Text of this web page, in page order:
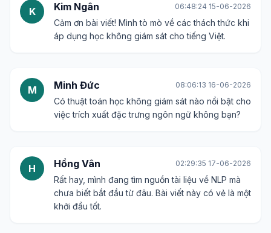
K Kim Ngân 06:48:24 15-06-2026
Cảm ơn bài viết! Mình tò mò về các thách thức khi
áp dụng học không giám sát cho tiếng Việt.
M Minh Đức 08:06:13 16-06-2026
Có thuật toán học không giám sát nào nổi bật cho
việc trích xuất đặc trưng ngôn ngữ không bạn?
H Hồng Vân 02:29:35 17-06-2026
Rất hay, mình đang tìm nguồn tài liệu về NLP mà
chưa biết bắt đầu từ đâu. Bài viết này có vẻ là một
khởi đầu tốt.